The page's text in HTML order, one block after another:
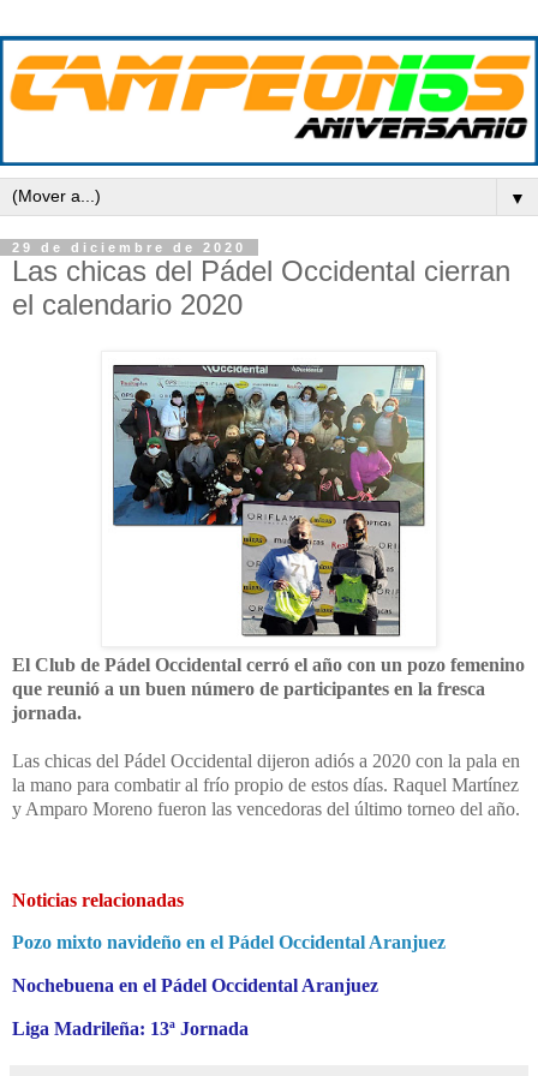
▼
29 de diciembre de 2020
Las chicas del Pádel Occidental cierran
el calendario 2020
El Club de Pádel Occidental cerró el año con un pozo femenino
que reunió a un buen número de participantes en la fresca
jornada.
Las chicas del Pádel Occidental dijeron adiós a 2020 con la pala en
la mano para combatir al frío propio de estos días. Raquel Martínez
y Amparo Moreno fueron las vencedoras del último torneo del año.
Noticias relacionadas
Pozo mixto navideño en el Pádel Occidental Aranjuez
Nochebuena en el Pádel Occidental Aranjuez
Liga Madrileña: 13ª Jornada